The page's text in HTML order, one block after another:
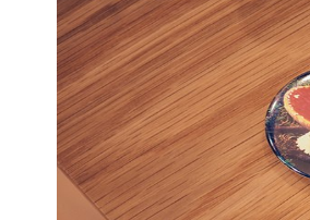
Ваш регион доставки
Выберите из списка:
10х15
13х18
15х15
15х20
20х20
20х30
30х30
30х40
А4
Фото
в